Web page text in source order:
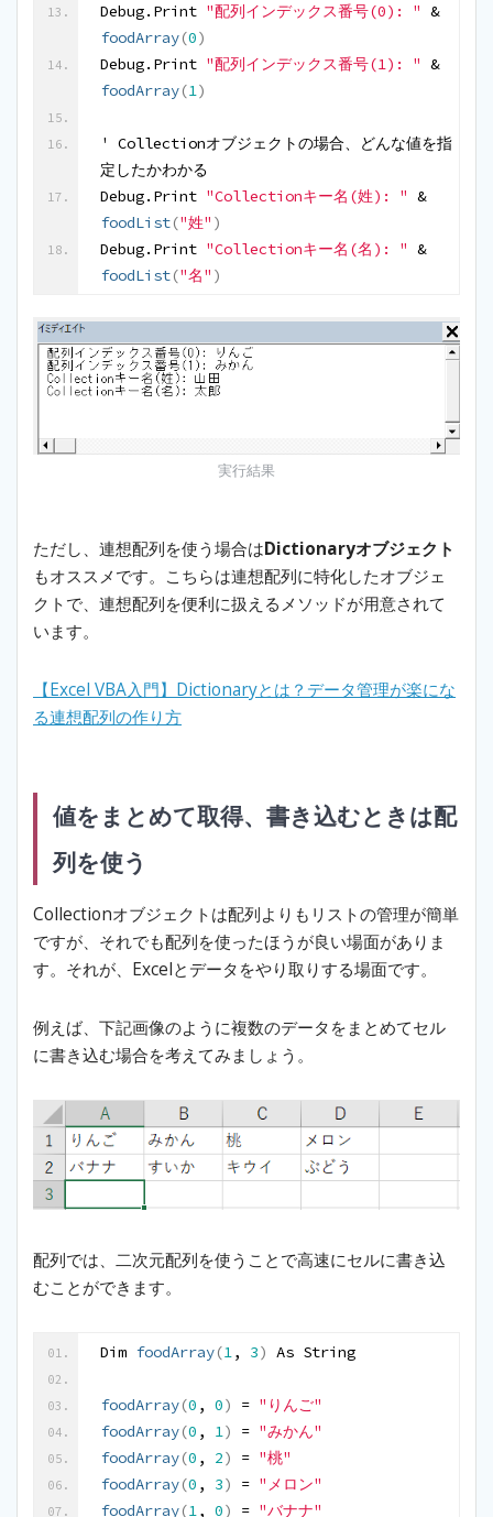
Debug.Print "配列インデックス番号(0): "
&
foodArray(0)
Debug.Print "配列インデックス番号(1): "
&
foodArray(1)
' Collectionオブジェクトの場合、どんな値を指
定したかわかる
Debug.Print "Collectionキー名(姓): "
&
foodList("姓" )
Debug.Print "Collectionキー名(名): "
&
foodList("名" )
実行結果
ただし、連想配列を使う場合はDictionaryオブジェクト
もオススメです。こちらは連想配列に特化したオブジェ
クトで、連想配列を便利に扱えるメソッドが用意されて
います。
【Excel VBA入門】Dictionaryとは？データ管理が楽にな
る連想配列の作り方
値をまとめて取得、書き込むときは配
列を使う
Collectionオブジェクトは配列よりもリストの管理が簡単
ですが、それでも配列を使ったほうが良い場面がありま
す。それが、Excelとデータをやり取りする場面です。
例えば、下記画像のように複数のデータをまとめてセル
に書き込む場合を考えてみましょう。
配列では、二次元配列を使うことで高速にセルに書き込
むことができます。
Dim foodArray(1, 3) As String
foodArray(0 , 0) = "りんご"
foodArray(0 , 1) = "みかん"
foodArray(0 , 2) = "桃"
foodArray(0 , 3) = "メロン"
foodArray(1, 0) = "バナナ"